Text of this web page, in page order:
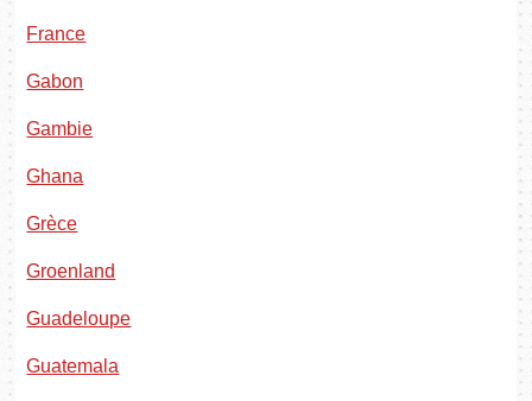
France
Gabon
Gambie
Ghana
Grèce
Groenland
Guadeloupe
Guatemala